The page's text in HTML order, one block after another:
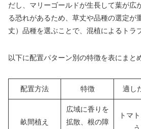
だし、マリーゴールドが生長して葉が広
る恐れがあるため、草丈や品種の選定が
丈）品種を選ぶことで、混植によるトラ
以下に配置パターン別の特徴を表にまと
配置方法 特徴 適し
畝間植え
広域に香りを
拡散、根の障
トマ